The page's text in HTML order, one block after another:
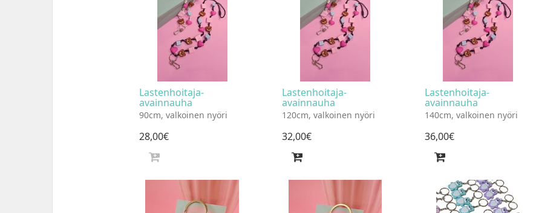
Lastenhoitaja-
avainnauha
90cm, valkoinen nyöri
28,00€
Lastenhoitaja-
avainnauha
120cm, valkoinen nyöri
32,00€
Lastenhoitaja-
avainnauha
140cm, valkoinen nyöri
36,00€